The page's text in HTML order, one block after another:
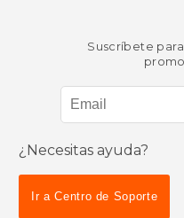
Suscríbete
¿Necesitas ayuda?
Ir a Centro de Soporte